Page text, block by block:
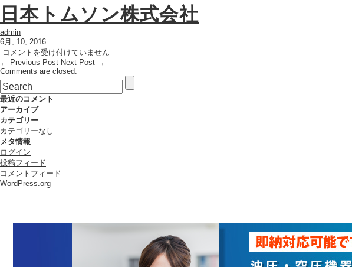
日本トムソン株式会社
admin
6月, 10, 2016
日
本
ト
ム
ソ
ン
株
式
会
社
は
コメントを受け付けていません
← Previous Post Next Post →
Comments are closed.
最近のコメント
アーカイブ
カテゴリー
カテゴリーなし
メタ情報
ログイン
投稿フィード
コメントフィード
WordPress.org